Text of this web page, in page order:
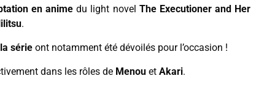
en anime du light novel The Executioner and Her
.
série ont notamment été dévoilés pour l’occasion !
dans les rôles de Menou et Akari.